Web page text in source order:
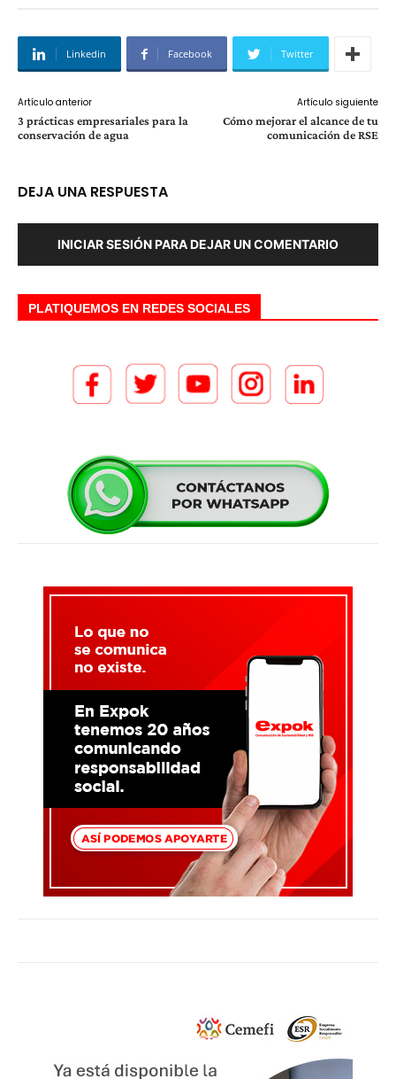
Linkedin Facebook Twitter
Artículo anterior
3 prácticas empresariales para la
conservación de agua
Artículo siguiente
Cómo mejorar el alcance de tu
comunicación de RSE
DEJA UNA RESPUESTA
INICIAR SESIÓN PARA DEJAR UN COMENTARIO
PLATIQUEMOS EN REDES SOCIALES